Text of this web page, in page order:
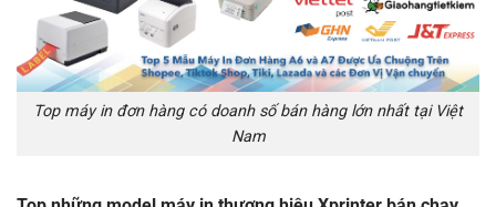
Top máy in đơn hàng có doanh số bán hàng lớn nhất tại Việt
Nam